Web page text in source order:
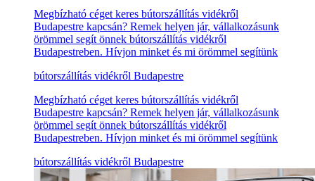
Megbízható céget keres bútorszállítás vidékről
Budapestre kapcsán? Remek helyen jár, vállalkozásunk
örömmel segít önnek bútorszállítás vidékről
Budapestreben. Hívjon minket és mi örömmel segítünk
bútorszállítás vidékről Budapestre
Megbízható céget keres bútorszállítás vidékről
Budapestre kapcsán? Remek helyen jár, vállalkozásunk
örömmel segít önnek bútorszállítás vidékről
Budapestreben. Hívjon minket és mi örömmel segítünk
bútorszállítás vidékről Budapestre